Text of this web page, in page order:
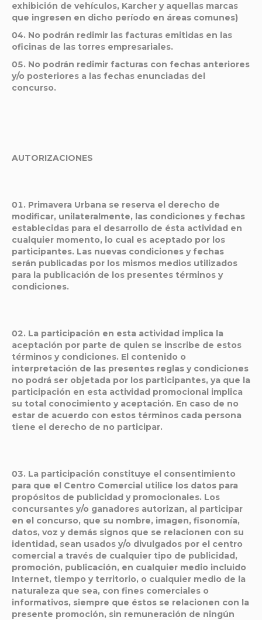
exhibición de vehículos, Karcher y aquellas marcas
que ingresen en dicho período en áreas comunes)
No podrán redimir las facturas emitidas en las
oficinas de las torres empresariales.
No podrán redimir facturas con fechas anteriores
y/o posteriores a las fechas enunciadas del
concurso.
AUTORIZACIONES
Primavera Urbana se reserva el derecho de
modificar, unilateralmente, las condiciones y fechas
establecidas para el desarrollo de ésta actividad en
cualquier momento, lo cual es aceptado por los
participantes. Las nuevas condiciones y fechas
serán publicadas por los mismos medios utilizados
para la publicación de los presentes términos y
condiciones.
La participación en esta actividad implica la
aceptación por parte de quien se inscribe de estos
términos y condiciones. El contenido o
interpretación de las presentes reglas y condiciones
no podrá ser objetada por los participantes, ya que la
participación en esta actividad promocional implica
su total conocimiento y aceptación. En caso de no
estar de acuerdo con estos términos cada persona
tiene el derecho de no participar.
La participación constituye el consentimiento
para que el Centro Comercial utilice los datos para
propósitos de publicidad y promocionales. Los
concursantes y/o ganadores autorizan, al participar
en el concurso, que su nombre, imagen, fisonomía,
datos, voz y demás signos que se relacionen con su
identidad, sean usados y/o divulgados por el centro
comercial a través de cualquier tipo de publicidad,
promoción, publicación, en cualquier medio incluido
Internet, tiempo y territorio, o cualquier medio de la
naturaleza que sea, con fines comerciales o
informativos, siempre que éstos se relacionen con la
presente promoción, sin remuneración de ningún